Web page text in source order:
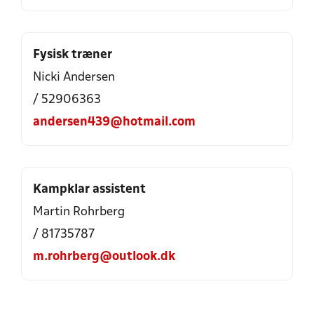
Fysisk træner
Nicki Andersen
/ 52906363
andersen439@hotmail.com
Kampklar assistent
Martin Rohrberg
/ 81735787
m.rohrberg@outlook.dk